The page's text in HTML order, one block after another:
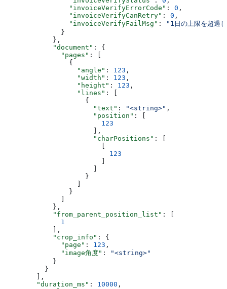
                "invoiceVerifyErrorCode"
: 0 ,
                "invoiceVerifyCanRetry"
: 0 ,
                "invoiceVerifyFailMsg"
:
"1日の上限を超過
              }
            },
            "document"
: {
              "pages"
: [
                {
                  "angle"
: 123 ,
                  "width"
: 123 ,
                  "height"
: 123 ,
                  "lines"
: [
                    {
                      "text"
: "<string>" ,
                      "position"
: [
                        123
                      ],
                      "charPositions"
: [
                          123
                    }
                }
            },
            "from_parent_position_list"
: [
              1
            ],
            "crop_info"
: {
              "page"
: 123 ,
              "image角度"
:
"<string>"
            }
          }
        ],
        "duration_ms"
: 10000 ,